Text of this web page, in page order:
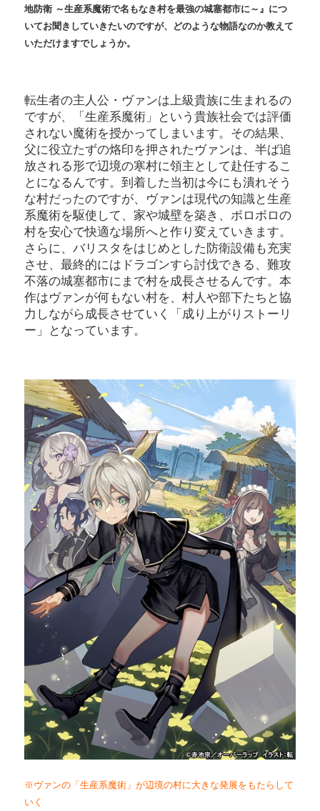
地防衛 ～生産系魔術で名もなき村を最強の城塞都市に～』につ
いてお聞きしていきたいのですが、どのような物語なのか教えて
いただけますでしょうか。
転生者の主人公・ヴァンは上級貴族に生まれるの
ですが、「生産系魔術」という貴族社会では評価
されない魔術を授かってしまいます。その結果、
父に役立たずの烙印を押されたヴァンは、半ば追
放される形で辺境の寒村に領主として赴任するこ
とになるんです。到着した当初は今にも潰れそう
な村だったのですが、ヴァンは現代の知識と生産
系魔術を駆使して、家や城壁を築き、ボロボロの
村を安心で快適な場所へと作り変えていきます。
さらに、バリスタをはじめとした防衛設備も充実
させ、最終的にはドラゴンすら討伐できる、難攻
不落の城塞都市にまで村を成長させるんです。本
作はヴァンが何もない村を、村人や部下たちと協
力しながら成長させていく「成り上がりストーリ
ー」となっています。
※ヴァンの「生産系魔術」が辺境の村に大きな発展をもたらして
いく